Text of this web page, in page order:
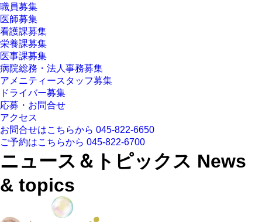
職員募集
医師募集
看護課募集
栄養課募集
医事課募集
病院総務・法人事務募集
アメニティースタッフ募集
ドライバー募集
応募・お問合せ
アクセス
お問合せはこちらから 045-822-6650
ご予約はこちらから 045-822-6700
ニュース＆トピックス News
& topics